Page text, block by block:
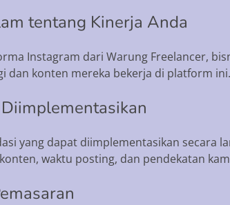
tentang Kinerja Anda
Instagram dari Warung Freelancer,
dan konten mereka bekerja di platform ini.
yang dapat diimplementasikan secara
waktu posting, dan pendekatan